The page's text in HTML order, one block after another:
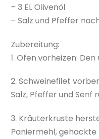
– 3 EL Olivenöl
– Salz und Pfeffer
Zubereitung:
1. Ofen vorheizen:
2. Schweinefilet
Salz, Pfeffer und Senf
3. Kräuterkruste
Paniermehl, gehackte